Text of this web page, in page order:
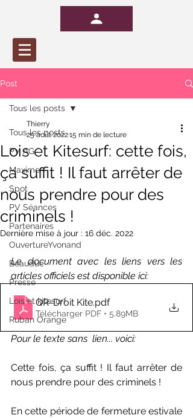
Post
Tous les posts
PV AG
Maxime
Spot
PV Séances
Partenaires
OuvertureYvonand
Beauduc
Presse
Lois et kitesurf
Ruban Orange
Tous les posts
Lois et Kitesurf: cette fois,
ça suffit ! Il faut arrêter de
nous prendre pour des
criminels !
Thierry
25 août 202215 min de lecture
Dernière mise à jour : 16 déc. 2022
Le document avec les liens vers les
articles officiels est disponible ici:
QR-Droit Kite.pdf
Télécharger PDF • 5.89MB
Pour le texte sans  lien... voici:
Cette fois, ça suffit ! Il faut arrêter de
nous prendre pour des criminels !
En cette période de fermeture estivale